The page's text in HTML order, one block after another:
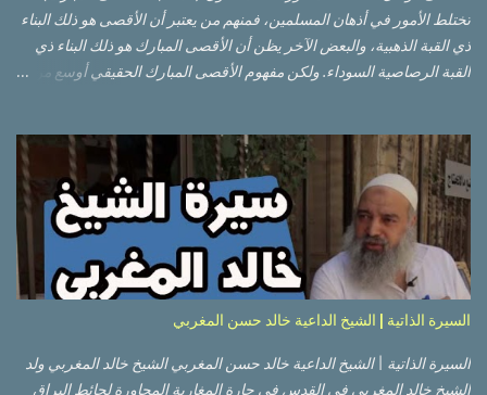
تختلط الأمور في أذهان المسلمين، فمنهم من يعتبر أن الأقصى هو ذلك البناء
ذي القبة الذهبية، والبعض الآخر يظن أن الأقصى المبارك هو ذلك البناء ذي
القبة الرصاصية السوداء. ولكن مفهوم الأقصى المبارك الحقيقي أوسع من
تلة في الزاوية الجنوبية الشرقية من مدينة القدس القديمة المسورة (البلدة
القديمة) والتي تقع في شرقي القدس فيالضفة الغربية. والمسجد الأقصى له
سور أيضاً وهو على شكل مضلع غير منتظم مساحته حوالي 144 دونم (144
كم متر مربع). المسجد الأقصى على تلة حارات البلدة القديمة – القدس
العتيقة كما هي اليوم يشمل المسجد الأقصى: قبة الصخرة المشرفة، (ذات
القبة الذهبية) والموجودة في موقع القلب بالنسبة للمسجد الأقصى
(ويستخدم الآن كمصلى للنساء يوم الجمعة). المصلى القِبلِي (المسجد
الجنوبي أو مبنى المسجد الأقصى)، ذي القبة الرصاصية السوداء، والواقع أ...
السيرة الذاتية | الشيخ الداعية خالد حسن المغربي
السيرة الذاتية | الشيخ الداعية خالد حسن المغربي الشيخ خالد المغربي ولد
الشيخ خالد المغربي في القدس في حارة المغاربة المجاورة لحائط البراق